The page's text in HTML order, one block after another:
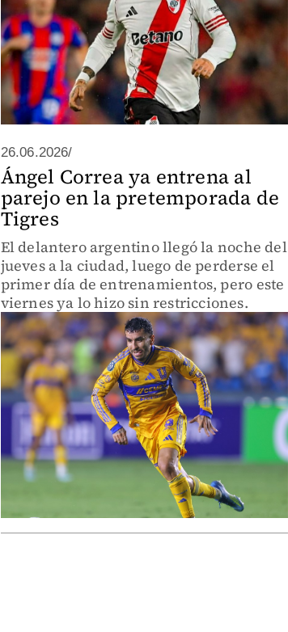
26.06.2026/
Ángel Correa ya entrena al
parejo en la pretemporada de
Tigres
El delantero argentino llegó la noche del
jueves a la ciudad, luego de perderse el
primer día de entrenamientos, pero este
viernes ya lo hizo sin restricciones.